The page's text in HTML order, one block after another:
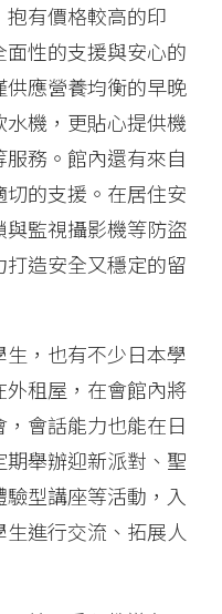
有價格較高的印
性的支援與安心的
應營養均衡的早晚
機，更貼心提供機
務。館內還有來自
的支援。在居住安
監視攝影機等防盜
造安全又穩定的留
，也有不少日本學
租屋，在會館內將
會話能力也能在日
舉辦迎新派對、聖
型講座等活動，入
進行交流、拓展人